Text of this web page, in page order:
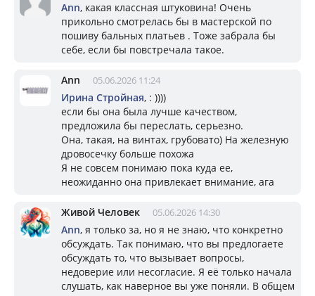
Ann, какая классная штуковина! Очень
прикольно смотрелась бы в мастерской по
пошиву бальных платьев . Тоже забрала бы
себе, если бы повстречала такое.
Ann 05.06.2026 11:24
Ирина Стройная, : ))))
если бы она была лучше качеством,
предложила бы переслать, серьезно.
Она, такая, на винтах, грубовато) На железную
дровосечку больше похожа
Я не совсем понимаю пока куда ее,
неожиданно она привлекает внимание, ага
Живой Человек 05.06.2026 14:30
Ann, я только за, но я не знаю, что конкретно
обсуждать. Так понимаю, что вы предлогаете
обсуждать то, что вызывает вопросы,
недоверие или несогласие. Я её только начала
слушать, как наверное вы уже поняли. В общем